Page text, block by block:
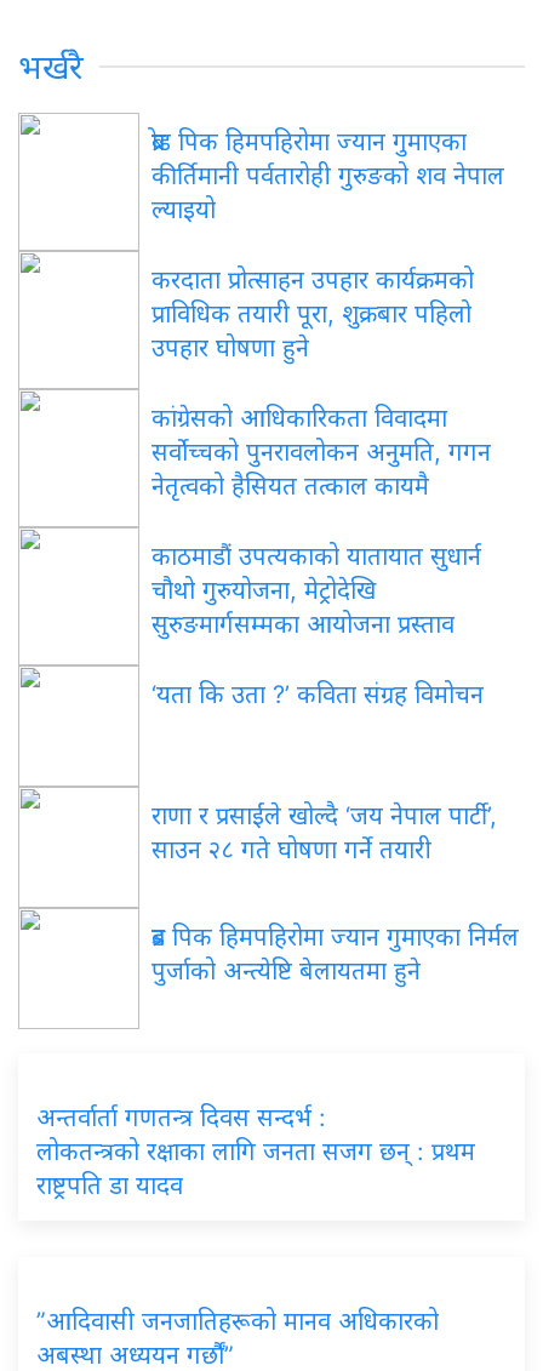
भर्खरै
ब्रोड पिक हिमपहिरोमा ज्यान गुमाएका
कीर्तिमानी पर्वतारोही गुरुङको शव नेपाल
ल्याइयो
करदाता प्रोत्साहन उपहार कार्यक्रमको
प्राविधिक तयारी पूरा, शुक्रबार पहिलो
उपहार घोषणा हुने
कांग्रेसको आधिकारिकता विवादमा
सर्वोच्चको पुनरावलोकन अनुमति, गगन
नेतृत्वको हैसियत तत्काल कायमै
काठमाडौं उपत्यकाको यातायात सुधार्न
चौथो गुरुयोजना, मेट्रोदेखि
सुरुङमार्गसम्मका आयोजना प्रस्ताव
‘यता कि उता ?’ कविता संग्रह विमोचन
राणा र प्रसाईंले खोल्दै ‘जय नेपाल पार्टी’,
साउन २८ गते घोषणा गर्ने तयारी
ब्रड पिक हिमपहिरोमा ज्यान गुमाएका निर्मल
पुर्जाको अन्त्येष्टि बेलायतमा हुने
अन्तर्वार्ता गणतन्त्र दिवस सन्दर्भ :
लोकतन्त्रको रक्षाका लागि जनता सजग छन् : प्रथम
राष्ट्रपति डा यादव
”आदिवासी जनजातिहरूको मानव अधिकारको
अबस्था अध्ययन गर्छौं”